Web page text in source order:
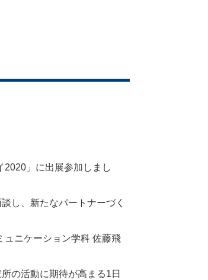
」に出展参加しまし
し、新たなパートナーづく
ニケーション学科 佐藤飛
の活動に期待が高まる1日